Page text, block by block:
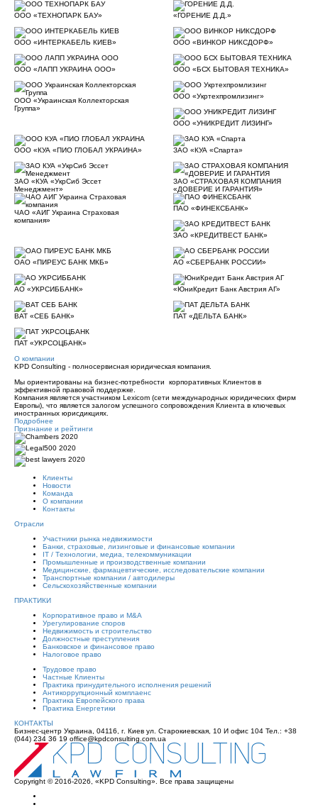
ООО «ТЕХНОПАРК БАУ» «ГОРЕНИЕ Д.Д.»
ООО «ИНТЕРКАБЕЛЬ КИЕВ» ООО «ВИНКОР НИКСДОРФ»
ООО «ЛАПП УКРАИНА ООО» ООО «БСХ БЫТОВАЯ ТЕХНИКА»
ООО «Украинская Коллекторская
Группа»
ООО «Укртехпромлизинг»
ООО «УНИКРЕДИТ ЛИЗИНГ»
ООО «КУА «ПИО ГЛОБАЛ УКРАИНА» ЗАО «КУА «Спарта»
ЗАО «КУА «УкрСиб Эссет
Менеджмент»
ЗАО «СТРАХОВАЯ КОМПАНИЯ
«ДОВЕРИЕ И ГАРАНТИЯ»
ЧАО «АИГ Украина Страховая
компания»
ПАО «ФИНЕКСБАНК»
ЗАО «КРЕДИТВЕСТ БАНК»
ОАО «ПИРЕУС БАНК МКБ» АО «СБЕРБАНК РОССИИ»
АО «УКРСИББАНК» «ЮниКредит Банк Австрия АГ»
ВАТ «СЕБ БАНК» ПАТ «ДЕЛЬТА БАНК»
ПАТ «УКРСОЦБАНК»
О компании
KPD Consulting - полносервисная юридическая компания.
Мы ориентированы на бизнес-потребности корпоративных Клиентов в
эффективной правовой поддержке.
Компания является участником Lexicom (сети международных юридических фирм
Европы), что является залогом успешного сопровождения Клиента в ключевых
иностранных юрисдикциях.
Подробнее
Признание и рейтинги
Клиенты
Новости
Команда
О компании
Контакты
Отрасли
Участники рынка недвижимости
Банки, страховые, лизинговые и финансовые компании
IT / Tехнологии, медиа, телекоммуникации
Промышленные и производственные компании
Медицинские, фармацевтические, исследовательские компании
Транспортные компании / автодилеры
Сельскохозяйственные компании
ПРАКТИКИ
Корпоративное право и M&A
Урегулирование споров
Недвижимость и строительство
Должностные преступления
Банковское и финансовое право
Налоговое право
Трудовое право
Частные Клиенты
Практика принудительного исполнения решений
Антикоррупционный комплаенс
Практика Европейского права
Практика Енергетики
КОНТАКТЫ
Бизнес-центр Украина, 04116, г. Киев ул. Старокиевская, 10 И офис 104 Тел.: +38
(044) 234 36 19 office@kpdconsulting.com.ua
Copyright © 2016-2026, «KPD Consulting». Все права защищены